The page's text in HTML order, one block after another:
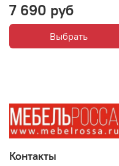
7 690 руб
Выбрать
Контакты